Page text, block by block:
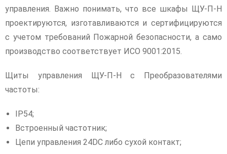
управления. Важно понимать, что все шкафы ЩУ-П-Н
проектируются, изготавливаются и сертифицируются
с учетом требований Пожарной безопасности, а само
производство соответствует ИСО 9001:2015.
Щиты управления ЩУ-П-Н с Преобразователями
частоты:
IP54;
Встроенный частотник;
Цепи управления 24DC либо сухой контакт;